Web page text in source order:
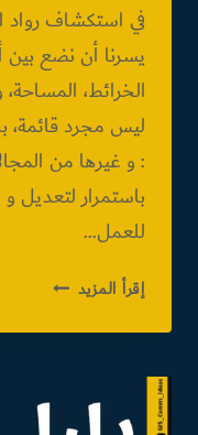
في استكشاف رواد
يسرنا أن نضع بين
الخرائط،
ليس مجرد
: و غيرها من
باستمرار لتعديل
للعمل…
إقرأ المزيد دليل
المصرية